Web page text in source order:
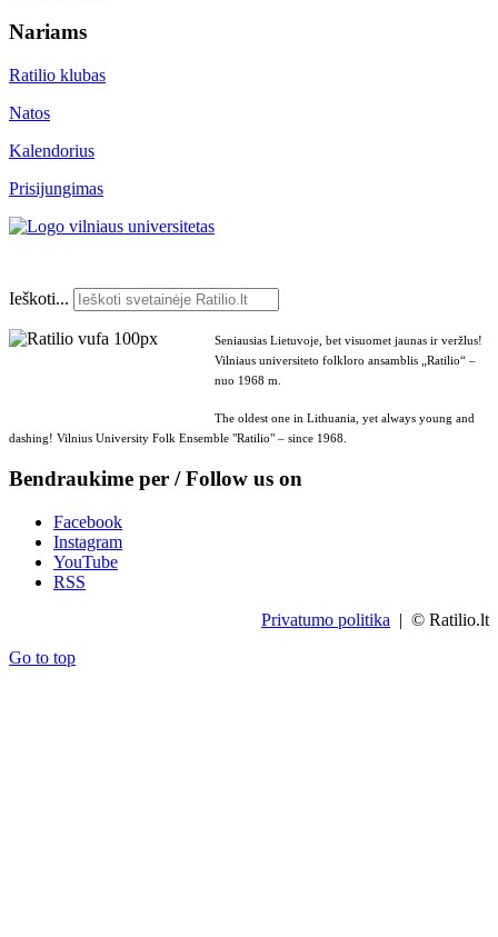
Nariams
Ratilio klubas
Natos
Kalendorius
Prisijungimas
Ieškoti...
Seniausias Lietuvoje, bet visuomet jaunas ir veržlus!
Vilniaus universiteto folkloro ansamblis „Ratilio“ –
nuo 1968 m.
The oldest one in Lithuania, yet always young and
dashing! Vilnius University Folk Ensemble "Ratilio" – since 1968.
Bendraukime per / Follow us on
Facebook
Instagram
YouTube
RSS
Privatumo politika | © Ratilio.lt
Go to top